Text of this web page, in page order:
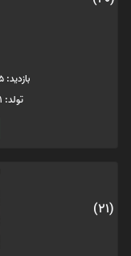
بازدید: 85 - کد متوفی: 5062620
تولد: 1344/01/01 فوت: 1362/10/24
(21)